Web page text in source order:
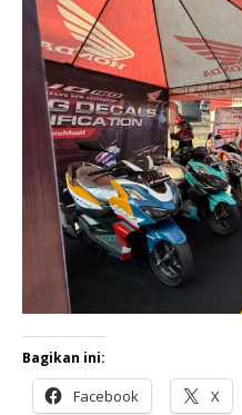
Bagikan ini:
Facebook X